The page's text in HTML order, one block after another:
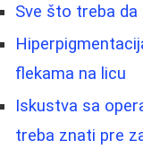
Sve što treba
flekama na licu
Iskustva sa
treba znati pre